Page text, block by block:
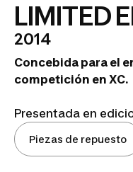
LIMITED
2014
Concebida para el
competición en XC.
Presentada en
Piezas de repuesto